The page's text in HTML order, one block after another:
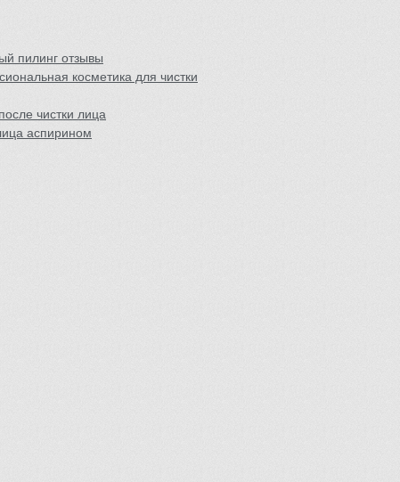
пилинг отзывы
косметика для чистки
чистки лица
аспирином